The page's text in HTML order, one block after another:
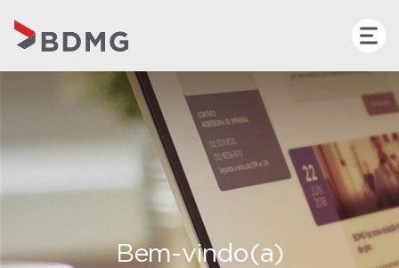
Bem-vindo(a)